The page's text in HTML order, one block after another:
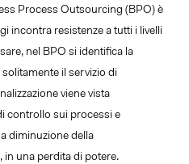
Process Outsourcing (BPO) è
incontra resistenze a tutti i livelli
nel BPO si identifica la
il servizio di
viene vista
controllo sui processi e
diminuzione della
in una perdita di potere.